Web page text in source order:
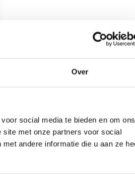
Over
social media te bieden en om ons
site met onze partners voor social
andere informatie die u aan ze
gebruikt in tuinen vanwege hun
aan bloembedden en borders
en kunnen bijdragen aan het